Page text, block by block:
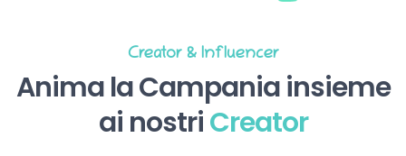
Creator & Influencer
Anima la Campania insieme
ai nostriCreator